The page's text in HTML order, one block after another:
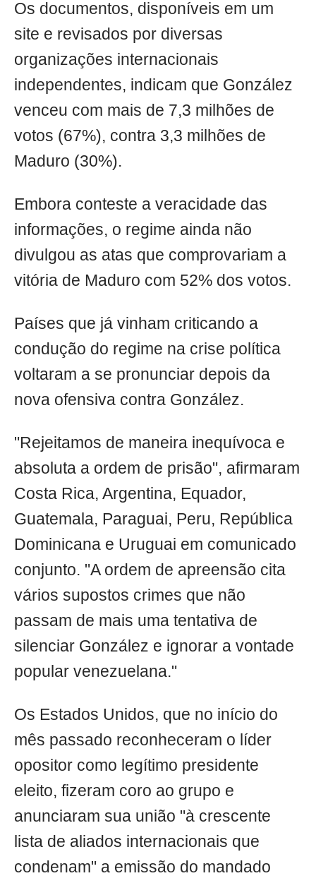
Os documentos, disponíveis em um
site e revisados por diversas
organizações internacionais
independentes, indicam que González
venceu com mais de 7,3 milhões de
votos (67%), contra 3,3 milhões de
Maduro (30%).
Embora conteste a veracidade das
informações, o regime ainda não
divulgou as atas que comprovariam a
vitória de Maduro com 52% dos votos.
Países que já vinham criticando a
condução do regime na crise política
voltaram a se pronunciar depois da
nova ofensiva contra González.
"Rejeitamos de maneira inequívoca e
absoluta a ordem de prisão", afirmaram
Costa Rica, Argentina, Equador,
Guatemala, Paraguai, Peru, República
Dominicana e Uruguai em comunicado
conjunto. "A ordem de apreensão cita
vários supostos crimes que não
passam de mais uma tentativa de
silenciar González e ignorar a vontade
popular venezuelana."
Os Estados Unidos, que no início do
mês passado reconheceram o líder
opositor como legítimo presidente
eleito, fizeram coro ao grupo e
anunciaram sua união "à crescente
lista de aliados internacionais que
condenam" a emissão do mandado